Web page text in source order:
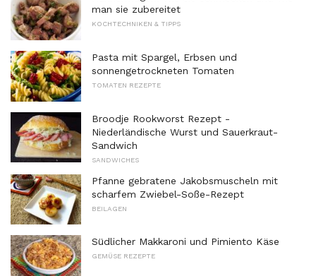
man sie zubereitet
KOCHTECHNIKEN & TIPPS
Pasta mit Spargel, Erbsen und
sonnengetrockneten Tomaten
TOMATEN REZEPTE
Broodje Rookworst Rezept -
Niederländische Wurst und Sauerkraut-
Sandwich
SANDWICHES
Pfanne gebratene Jakobsmuscheln mit
scharfem Zwiebel-Soße-Rezept
BEILAGEN
Südlicher Makkaroni und Pimiento Käse
GEMÜSE REZEPTE